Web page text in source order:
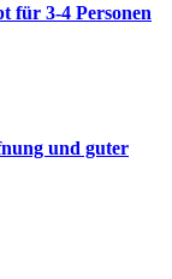
für 3-4 Personen
und guter